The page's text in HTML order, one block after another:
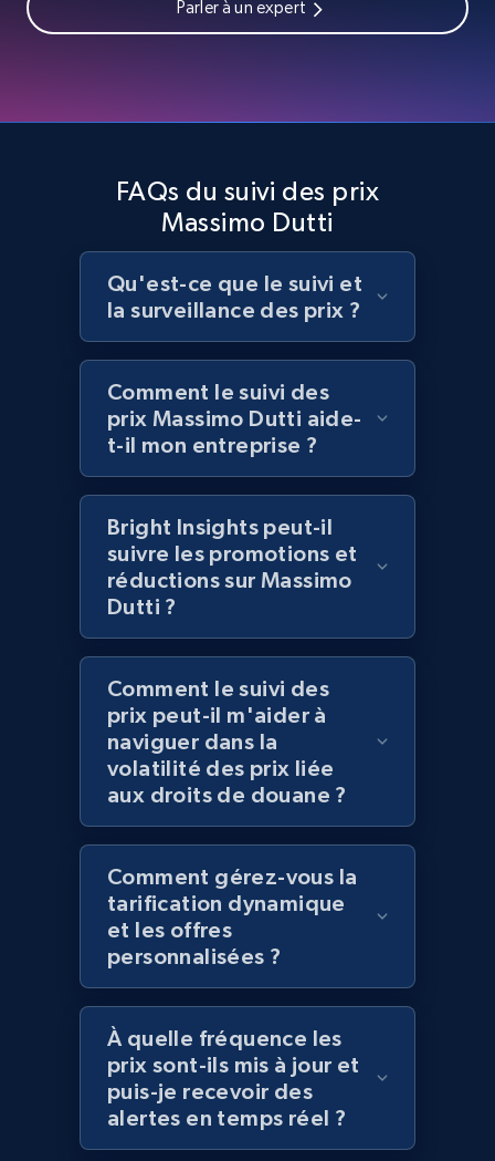
specified UPC
Sku, Product id, Product name, Manufacturer,
and more.
Home Depot US - Discovery products by
specific category URL
URL, Domain, Country code, Model number,
Sku, Product id, Product name, Manufacturer,
and more.
355+
Title, Seller name, Brand, Description, Initial
price, Currency, Availability, Reviews count, and
2.1K+ 375+ Commencer
Amazon products global dataset - Collects
products by specific category URL
Title, Seller name, Brand, Description, Initial
price, Currency, Availability, Reviews count, and
more.
2.1K+ 375+ Commencer
Parler à un expert
FAQs du suivi des prix
Massimo Dutti
Qu'est-ce que le suivi et
la surveillance des prix ?
Comment le suivi des
prix Massimo Dutti aide-
t-il mon entreprise ?
Bright Insights peut-il
suivre les promotions et
réductions sur Massimo
Dutti ?
Comment le suivi des
prix peut-il m'aider à
naviguer dans la
volatilité des prix liée
aux droits de douane ?
Comment gérez-vous la
tarification dynamique
et les offres
personnalisées ?
À quelle fréquence les
prix sont-ils mis à jour et
puis-je recevoir des
alertes en temps réel ?